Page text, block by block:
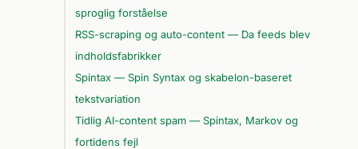
sproglig forståelse
RSS-scraping og auto-content — Da feeds blev
indholdsfabrikker
Spintax — Spin Syntax og skabelon-baseret
tekstvariation
Tidlig AI-content spam — Spintax, Markov og
fortidens fejl